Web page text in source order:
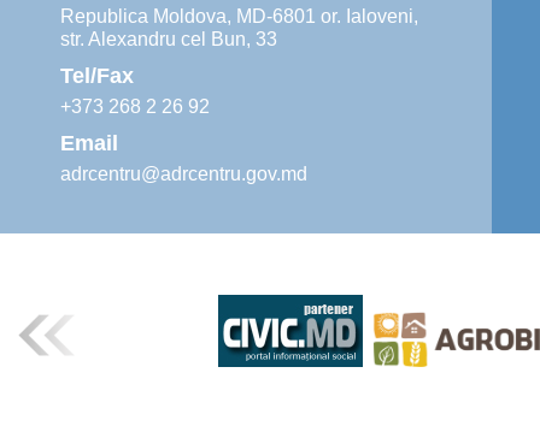
Republica Moldova, MD-6801 or. Ialoveni,
str. Alexandru cel Bun, 33
Tel/Fax
+373 268 2 26 92
Email
adrcentru@adrcentru.gov.md